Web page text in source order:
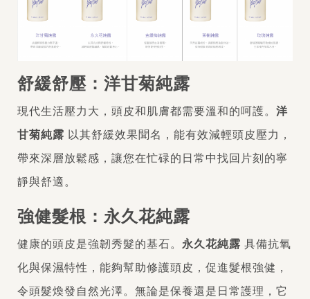
舒緩舒壓：洋甘菊純露
現代生活壓力大，頭皮和肌膚都需要溫和的呵護。 洋
甘菊純露 以其舒緩效果聞名，能有效減輕頭皮壓力，
帶來深層放鬆感，讓您在忙碌的日常中找回片刻的寧
靜與舒適。
強健髮根：永久花純露
健康的頭皮是強韌秀髮的基石。 永久花純露 具備抗氧
化與保濕特性，能夠幫助修護頭皮，促進髮根強健，
令頭髮煥發自然光澤。無論是保養還是日常護理，它